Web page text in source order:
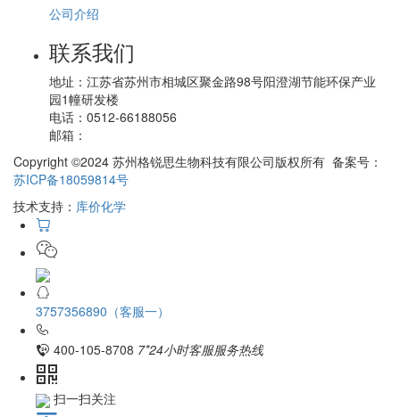
公司介绍
联系我们
地址： 江苏省苏州市相城区聚金路98号阳澄湖节能环保产业
园1幢研发楼
电话： 0512-66188056
邮箱：
Copyright ©2024 苏州格锐思生物科技有限公司版权所有 备案号：
苏ICP备18059814号
技术支持： 库价化学
3757356890（客服一）
400-105-8708 7*24小时客服服务热线
扫一扫关注